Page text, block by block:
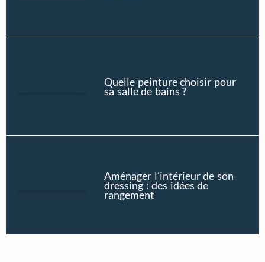
Quelle peinture choisir pour
sa salle de bains ?
Aménager l’intérieur de son
dressing : des idées de
rangement